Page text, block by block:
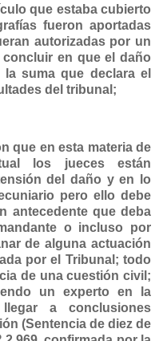
que estaba cubierto
fueron aportadas
autorizadas por un
en que el daño
suma que declara el
del tribunal;
que en esta materia de
los jueces están
del daño y en lo
pero ello debe
antecedente que deba
o incluso por
de alguna actuación
por el Tribunal; todo
de una cuestión civil;
un experto en la
a conclusiones
(Sentencia de diez de